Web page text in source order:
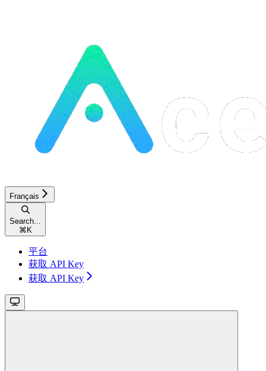
Français
Search...
⌘ K
平台
获取 API Key
获取 API Key